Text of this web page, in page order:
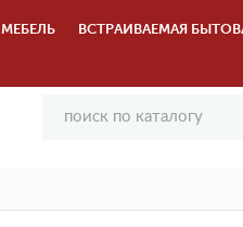
МЕБЕЛЬ ВСТРАИВАЕМАЯ